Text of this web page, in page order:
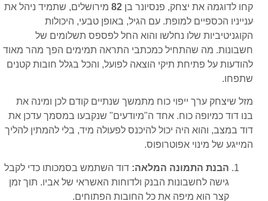
קחו לדוגמה את יצחק, פנסיונר בן 82 מירושלים, שתמיד ניהל את
ענייניו הכספיים למופת. עם הגיל, באופן טבעי, היכולות
הקוגניטיביות שלו נחלשו והוא החל לפספס תשלומים של
חשבונות. מה שהתחיל כמכתבי התראה תמימים הפך מהר מאוד
להודעות על פתיחת תיקי הוצאה לפועל, והכל בגלל חובות קטנים
שתפחו.
מזל שיצחק ערך ייפוי כוח מתמשך שנתיים קודם לכן ומינה את
בנו דוד כמיופה כוח. אחד ה"מיודעים" שנקבעו במסמך עדכן את
דוד במצב, והוא היה יכול להיכנס לפעולה מיד, בלי להמתין להליך
המייגע של מינוי אפוטרופוס.
הבנת התמונה המלאה: דוד השתמש בסמכותו כדי לקבל
גישה לחשבונות הבנק ולדוחות האשראי של אביו. תוך זמן
קצר הוא מיפה את כל החובות הפתוחים.